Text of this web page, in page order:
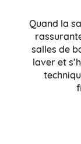
Quand la
salles de
laver et